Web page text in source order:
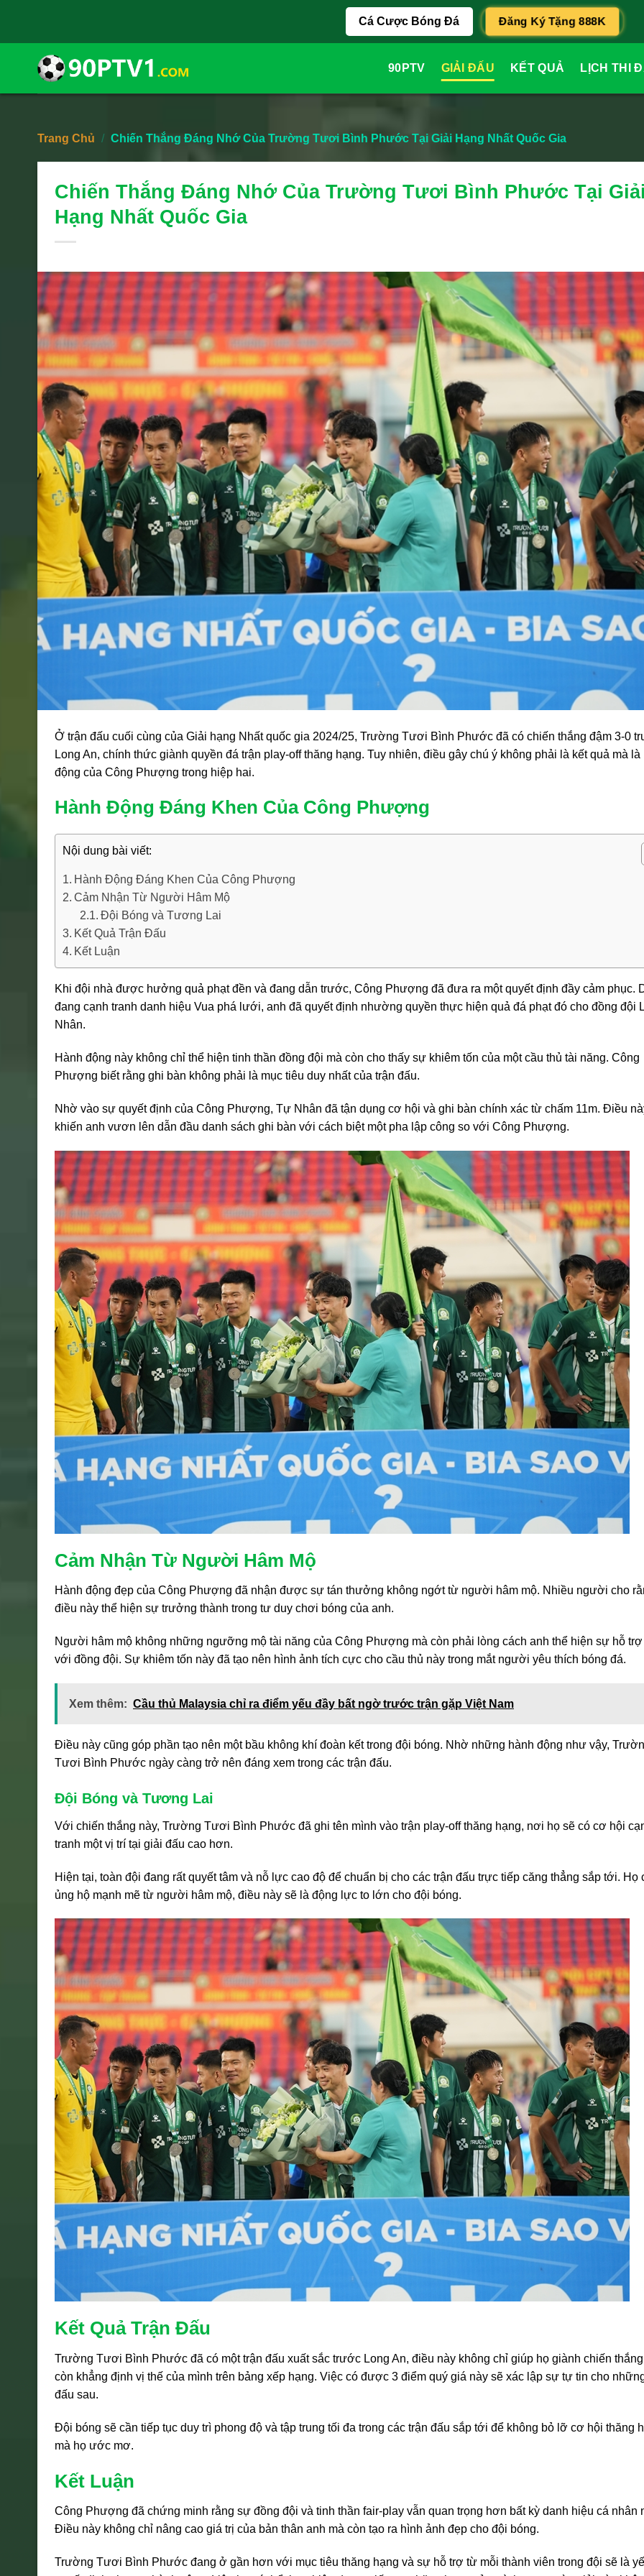
content
Cá Cược Bóng Đá Đăng Ký Tặng 888K
90PTV GIẢI ĐẤU KẾT QUẢ LỊCH THI
Trang Chủ / Chiến Thắng Đáng Nhớ Của Trường Tươi Bình Phước Tại Giải Hạng Nhất Quốc Gia
Chiến Thắng Đáng Nhớ Của Trường Tươi Bình Phước Tại
Hạng Nhất Quốc Gia
Ở trận đấu cuối cùng của Giải hạng Nhất quốc gia 2024/25, Trường Tươi Bình Phước đã có chiến thắng đậm 3-0
Long An, chính thức giành quyền đá trận play-off thăng hạng. Tuy nhiên, điều gây chú ý không phải là kết quả mà là
động của Công Phượng trong hiệp hai.
Hành Động Đáng Khen Của Công Phượng
Nội dung bài viết:
Hành Động Đáng Khen Của Công Phượng
Cảm Nhận Từ Người Hâm Mộ
Đội Bóng và Tương Lai
Kết Quả Trận Đấu
Kết Luận
Khi đội nhà được hưởng quả phạt đền và đang dẫn trước, Công Phượng đã đưa ra một quyết định đầy cảm phục.
đang cạnh tranh danh hiệu Vua phá lưới, anh đã quyết định nhường quyền thực hiện quả đá phạt đó cho đồng đội
Nhân.
Hành động này không chỉ thể hiện tinh thần đồng đội mà còn cho thấy sự khiêm tốn của một cầu thủ tài năng. Công
Phượng biết rằng ghi bàn không phải là mục tiêu duy nhất của trận đấu.
Nhờ vào sự quyết định của Công Phượng, Tự Nhân đã tận dụng cơ hội và ghi bàn chính xác từ chấm 11m. Điều
khiến anh vươn lên dẫn đầu danh sách ghi bàn với cách biệt một pha lập công so với Công Phượng.
Cảm Nhận Từ Người Hâm Mộ
Hành động đẹp của Công Phượng đã nhận được sự tán thưởng không ngớt từ người hâm mộ. Nhiều người cho
điều này thể hiện sự trưởng thành trong tư duy chơi bóng của anh.
Người hâm mộ không những ngưỡng mộ tài năng của Công Phượng mà còn phải lòng cách anh thể hiện sự hỗ
với đồng đội. Sự khiêm tốn này đã tạo nên hình ảnh tích cực cho cầu thủ này trong mắt người yêu thích bóng đá.
Xem thêm: Cầu thủ Malaysia chỉ ra điểm yếu đầy bất ngờ trước trận gặp Việt Nam
Điều này cũng góp phần tạo nên một bầu không khí đoàn kết trong đội bóng. Nhờ những hành động như vậy,
Tươi Bình Phước ngày càng trở nên đáng xem trong các trận đấu.
Đội Bóng và Tương Lai
Với chiến thắng này, Trường Tươi Bình Phước đã ghi tên mình vào trận play-off thăng hạng, nơi họ sẽ có cơ hội
tranh một vị trí tại giải đấu cao hơn.
Hiện tại, toàn đội đang rất quyết tâm và nỗ lực cao độ để chuẩn bị cho các trận đấu trực tiếp căng thẳng sắp tới. Họ
ủng hộ mạnh mẽ từ người hâm mộ, điều này sẽ là động lực to lớn cho đội bóng.
Kết Quả Trận Đấu
Trường Tươi Bình Phước đã có một trận đấu xuất sắc trước Long An, điều này không chỉ giúp họ giành chiến
còn khẳng định vị thế của mình trên bảng xếp hạng. Việc có được 3 điểm quý giá này sẽ xác lập sự tự tin cho
đấu sau.
Đội bóng sẽ cần tiếp tục duy trì phong độ và tập trung tối đa trong các trận đấu sắp tới để không bỏ lỡ cơ hội thăng
mà họ ước mơ.
Kết Luận
Công Phượng đã chứng minh rằng sự đồng đội và tinh thần fair-play vẫn quan trọng hơn bất kỳ danh hiệu cá nhân
Điều này không chỉ nâng cao giá trị của bản thân anh mà còn tạo ra hình ảnh đẹp cho đội bóng.
Trường Tươi Bình Phước đang ở gần hơn với mục tiêu thăng hạng và sự hỗ trợ từ mỗi thành viên trong đội sẽ là